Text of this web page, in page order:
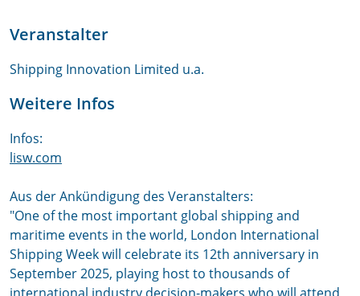
Veranstalter
Shipping Innovation Limited u.a.
Weitere Infos
Infos:
lisw.com
Aus der Ankündigung des Veranstalters:
"One of the most important global shipping and
maritime events in the world, London International
Shipping Week will celebrate its 12th anniversary in
September 2025, playing host to thousands of